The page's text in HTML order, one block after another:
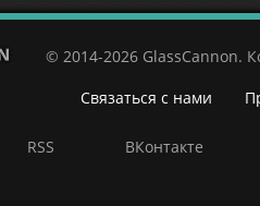
© 2014-2026 GlassCannon.
Связаться с нами
RSS ВКонтакте